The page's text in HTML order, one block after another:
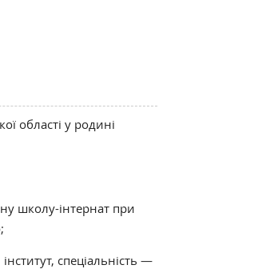
області у родині
школу-інтернат при
спеціальність —